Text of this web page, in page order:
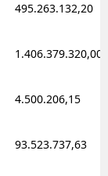
495.263.132,20
1.406.379.320,00
4.500.206,15
93.523.737,63